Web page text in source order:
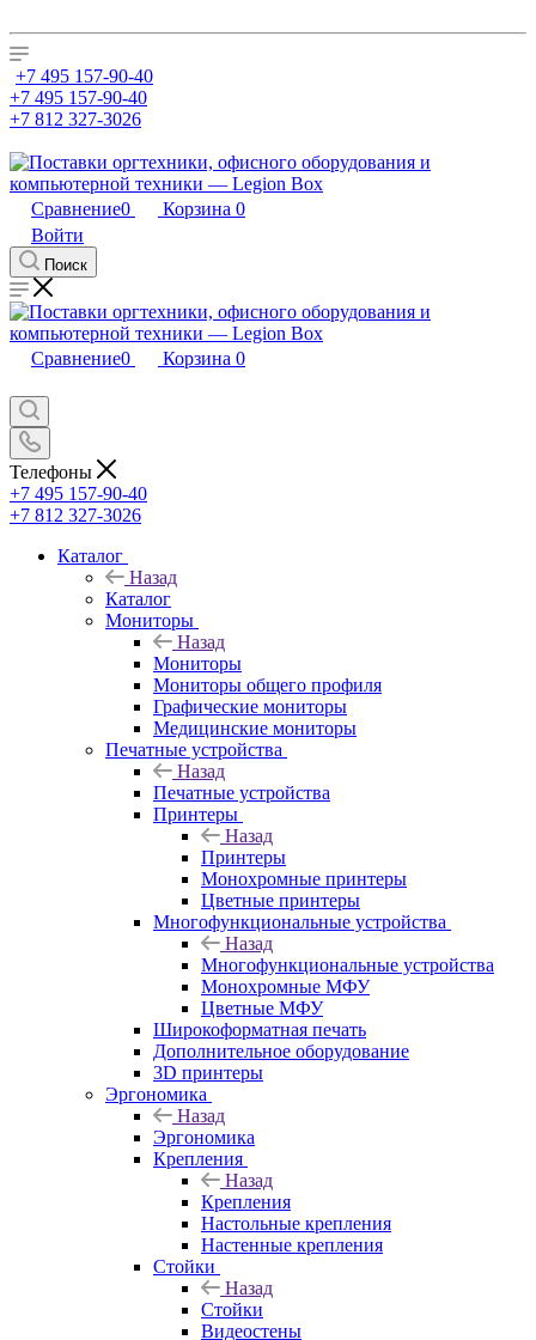
+7 495 157-90-40
+7 495 157-90-40
+7 812 327-3026
Сравнение0 Корзина 0
Войти
Поиск
Сравнение0 Корзина 0
Телефоны
+7 495 157-90-40
+7 812 327-3026
Каталог
Назад
Каталог
Мониторы
Назад
Мониторы
Мониторы общего профиля
Графические мониторы
Медицинские мониторы
Печатные устройства
Назад
Печатные устройства
Принтеры
Назад
Принтеры
Моноxромныe принтеры
Цвeтныe принтеры
Многофункциональные устройства
Назад
Многофункциональные устройства
Монохромные МФУ
Цветные МФУ
Широкоформатная печать
Дополнительное оборудование
3D принтеры
Эргономика
Назад
Эргономика
Крепления
Назад
Крепления
Настольные крепления
Настенные крепления
Стойки
Назад
Стойки
Видеостены